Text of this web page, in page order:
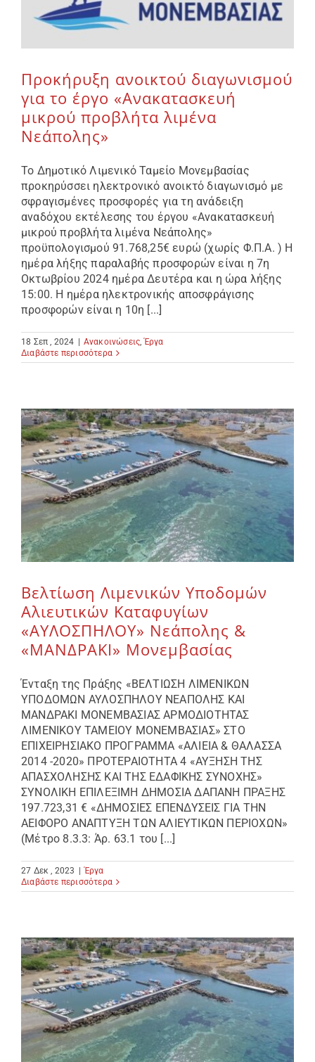
Προκήρυξη ανοικτού διαγωνισμού
για το έργο «Ανακατασκευή
μικρού προβλήτα λιμένα
Νεάπολης»
Το Δημοτικό Λιμενικό Ταμείο Μονεμβασίας
προκηρύσσει ηλεκτρονικό ανοικτό διαγωνισμό με
σφραγισμένες προσφορές για τη ανάδειξη
αναδόχου εκτέλεσης του έργου «Ανακατασκευή
μικρού προβλήτα λιμένα Νεάπολης»
προϋπολογισμού 91.768,25€ ευρώ (χωρίς Φ.Π.Α. ) Η
ημέρα λήξης παραλαβής προσφορών είναι η 7η
Οκτωβρίου 2024 ημέρα Δευτέρα και η ώρα λήξης
15:00. Η ημέρα ηλεκτρονικής αποσφράγισης
προσφορών είναι η 10η [...]
18 Σεπ , 2024 Ανακοινώσεις,Έργα
Διαβάστε περισσότερα
Βελτίωση Λιμενικών Υποδομών
Αλιευτικών Καταφυγίων
«ΑΥΛΟΣΠΗΛΟΥ» Νεάπολης &
«ΜΑΝΔΡΑΚΙ» Μονεμβασίας
Ένταξη της Πράξης «ΒΕΛΤΙΩΣΗ ΛΙΜΕΝΙΚΩΝ
ΥΠΟΔΟΜΩΝ ΑΥΛΟΣΠΗΛΟΥ ΝΕΑΠΟΛΗΣ ΚΑΙ
ΜΑΝΔΡΑΚΙ ΜΟΝΕΜΒΑΣΙΑΣ ΑΡΜΟΔΙΟΤΗΤΑΣ
ΛΙΜΕΝΙΚΟΥ ΤΑΜΕΙΟΥ ΜΟΝΕΜΒΑΣΙΑΣ» ΣΤΟ
ΕΠΙΧΕΙΡΗΣΙΑΚΟ ΠΡΟΓΡΑΜΜΑ «ΑΛΙΕΙΑ & ΘΑΛΑΣΣΑ
2014 -2020» ΠΡΟΤΕΡΑΙΟΤΗΤΑ 4 «ΑΥΞΗΣΗ ΤΗΣ
ΑΠΑΣΧΟΛΗΣΗΣ ΚΑΙ ΤΗΣ ΕΔΑΦΙΚΗΣ ΣΥΝΟΧΗΣ»
ΣΥΝΟΛΙΚΗ ΕΠΙΛΕΞΙΜΗ ΔΗΜΟΣΙΑ ΔΑΠΑΝΗ ΠΡΑΞΗΣ
197.723,31 € «ΔΗΜΟΣΙΕΣ ΕΠΕΝΔΥΣΕΙΣ ΓΙΑ ΤΗΝ
ΑΕΙΦΟΡΟ ΑΝΑΠΤΥΞΗ ΤΩΝ ΑΛΙΕΥΤΙΚΩΝ ΠΕΡΙΟΧΩΝ»
(Μέτρο 8.3.3: Άρ. 63.1 του [...]
27 Δεκ , 2023
Έργα
Διαβάστε περισσότερα